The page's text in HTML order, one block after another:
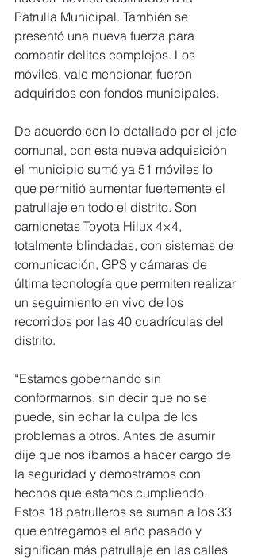
Patrulla Municipal. También se
presentó una nueva fuerza para
combatir delitos complejos. Los
móviles, vale mencionar, fueron
adquiridos con fondos municipales.
De acuerdo con lo detallado por el jefe
comunal, con esta nueva adquisición
el municipio sumó ya 51 móviles lo
que permitió aumentar fuertemente el
patrullaje en todo el distrito. Son
camionetas Toyota Hilux 4×4,
totalmente blindadas, con sistemas de
comunicación, GPS y cámaras de
última tecnología que permiten realizar
un seguimiento en vivo de los
recorridos por las 40 cuadrículas del
distrito.
“Estamos gobernando sin
conformarnos, sin decir que no se
puede, sin echar la culpa de los
problemas a otros. Antes de asumir
dije que nos íbamos a hacer cargo de
la seguridad y demostramos con
hechos que estamos cumpliendo.
Estos 18 patrulleros se suman a los 33
que entregamos el año pasado y
significan más patrullaje en las calles